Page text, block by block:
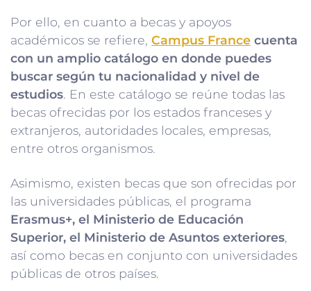
Por ello, en cuanto a becas y apoyos
académicos se refiere, Campus France cuenta
con un amplio catálogo en donde puedes
buscar según tu nacionalidad y nivel de
estudios. En este catálogo se reúne todas las
becas ofrecidas por los estados franceses y
extranjeros, autoridades locales, empresas,
entre otros organismos.
Asimismo, existen becas que son ofrecidas por
las universidades públicas, el programa
Erasmus+, el Ministerio de Educación
Superior, el Ministerio de Asuntos exteriores,
así como becas en conjunto con universidades
públicas de otros países.